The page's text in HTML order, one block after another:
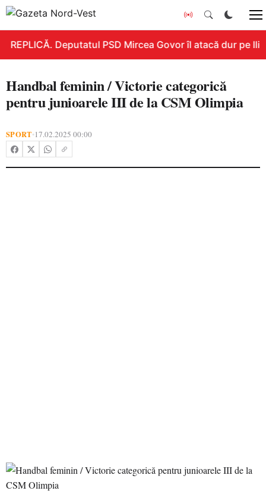
REPLICĂ. Deputatul PSD Mircea Govor îl atacă dur pe
Handbal feminin / Victorie categorică
pentru junioarele III de la CSM Olimpia
SPORT•17.02.2025 00:00